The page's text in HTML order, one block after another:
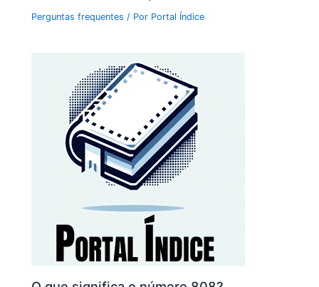
Perguntas frequentes / Por Portal Índice